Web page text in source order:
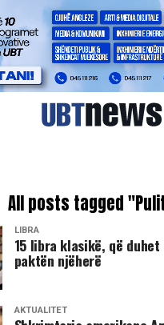
All posts tagged
LIBRA
15 libra klasikë, që duhet
paktën njëherë
AKTUALITET